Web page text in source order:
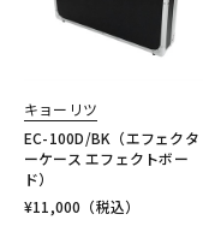
キョーリツ
EC-100D/BK（エフェクタ
ーケース エフェクトボー
ド）
¥11,000 （税込）